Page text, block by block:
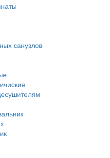
санузлов